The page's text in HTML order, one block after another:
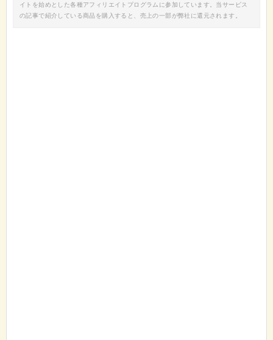
イトを始めとした各種アフィリエイトプログラムに参加しています。当サービス
の記事で紹介している商品を購入すると、売上の一部が弊社に還元されます。